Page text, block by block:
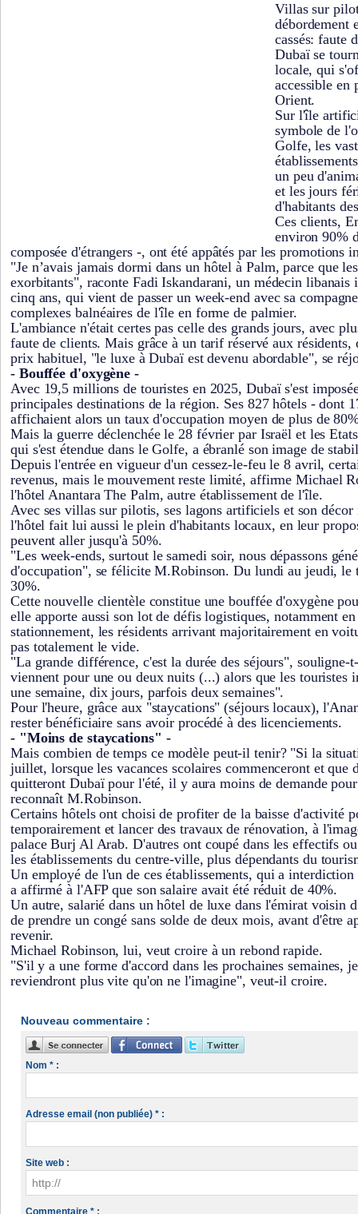
Villas sur
débordement
cassés: faute
Dubaï se
locale, qui
accessible en
Orient.
Sur l'île
symbole de
Golfe, les
un peu
et les jours
d'habitants
Ces clients,
environ 90%
composée d'étrangers -, ont été appâtés par les promotions
"Je n’avais jamais dormi dans un hôtel à Palm, parce que
exorbitants", raconte Fadi Iskandarani, un médecin libanais
cinq ans, qui vient de passer un week-end avec sa
complexes balnéaires de l'île en forme de palmier.
L'ambiance n'était certes pas celle des grands jours, avec
faute de clients. Mais grâce à un tarif réservé aux
prix habituel, "le luxe à Dubaï est devenu abordable", se
- Bouffée d'oxygène -
Avec 19,5 millions de touristes en 2025, Dubaï s'est
principales destinations de la région. Ses 827 hôtels - dont
affichaient alors un taux d'occupation moyen de plus de
Mais la guerre déclenchée le 28 février par Israël et les
qui s'est étendue dans le Golfe, a ébranlé son image de
Depuis l'entrée en vigueur d'un cessez-le-feu le 8 avril,
revenus, mais le mouvement reste limité, affirme Michael
l'hôtel Anantara The Palm, autre établissement de l'île.
Avec ses villas sur pilotis, ses lagons artificiels et son
l'hôtel fait lui aussi le plein d'habitants locaux, en leur
peuvent aller jusqu'à 50%.
"Les week-ends, surtout le samedi soir, nous dépassons
d'occupation", se félicite M.Robinson. Du lundi au jeudi, le
30%.
Cette nouvelle clientèle constitue une bouffée d'oxygène
elle apporte aussi son lot de défis logistiques, notamment
stationnement, les résidents arrivant majoritairement en
pas totalement le vide.
"La grande différence, c'est la durée des séjours",
viennent pour une ou deux nuits (...) alors que les touristes
une semaine, dix jours, parfois deux semaines".
Pour l'heure, grâce aux "staycations" (séjours locaux),
rester bénéficiaire sans avoir procédé à des licenciements.
- "Moins de staycations" -
Mais combien de temps ce modèle peut-il tenir? "Si la
juillet, lorsque les vacances scolaires commenceront et que
quitteront Dubaï pour l'été, il y aura moins de demande
reconnaît M.Robinson.
Certains hôtels ont choisi de profiter de la baisse d'activité
temporairement et lancer des travaux de rénovation, à
palace Burj Al Arab. D'autres ont coupé dans les effectifs
les établissements du centre-ville, plus dépendants du
Un employé de l'un de ces établissements, qui a
a affirmé à l'AFP que son salaire avait été réduit de 40%.
Un autre, salarié dans un hôtel de luxe dans l'émirat voisin
de prendre un congé sans solde de deux mois, avant d'être
revenir.
Michael Robinson, lui, veut croire à un rebond rapide.
"S'il y a une forme d'accord dans les prochaines semaines,
reviendront plus vite qu'on ne l'imagine", veut-il croire.
Nouveau commentaire :
Nom * :
Adresse email (non publiée) * :
Site web :
Commentaire * :